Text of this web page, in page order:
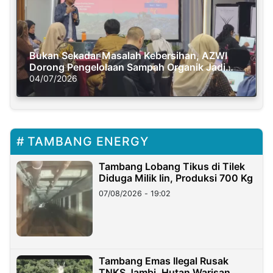
Bukan Sekadar Masalah Kebersihan, AZWI
Dorong Pengelolaan Sampah Organik Jadi
Solusi Krisis Iklim
04/07/2026
TAMBANG ENERGY
Tambang Lobang Tikus di Tilek
Diduga Milik Iin, Produksi 700 Kg
07/08/2026 - 19:02
Tambang Emas Ilegal Rusak